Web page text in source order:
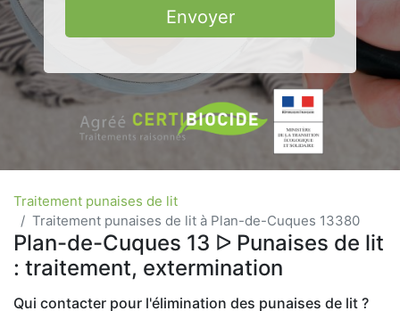
Envoyer
Traitement punaises de lit
Traitement punaises de lit à Plan-de-Cuques 13380
Plan-de-Cuques 13 ᐅ Punaises de lit
: traitement, extermination
Qui contacter pour l'élimination des punaises de lit ?